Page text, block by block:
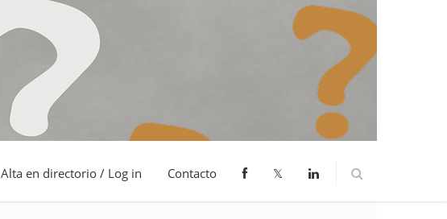
Alta en directorio / Log in Contacto 𝕏